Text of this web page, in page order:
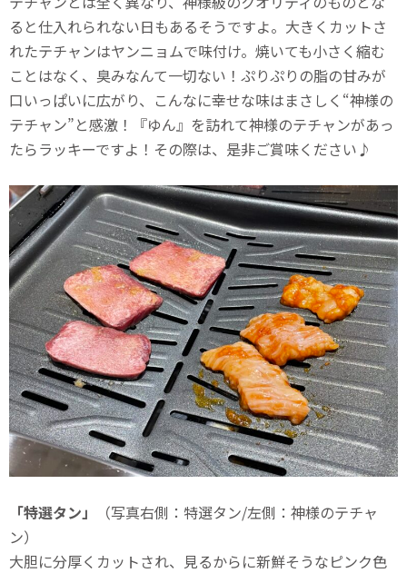
ると仕入れられない日もあるそうですよ。大きくカットさ
れたテチャンはヤンニョムで味付け。焼いても小さく縮む
ことはなく、臭みなんて一切ない！ぷりぷりの脂の甘みが
口いっぱいに広がり、こんなに幸せな味はまさしく“神様の
テチャン”と感激！『ゆん』を訪れて神様のテチャンがあっ
たらラッキーですよ！その際は、是非ご賞味ください♪
「特選タン」
（写真右側：特選タン/左側：神様のテチャ
ン）
大胆に分厚くカットされ、見るからに新鮮そうなピンク色